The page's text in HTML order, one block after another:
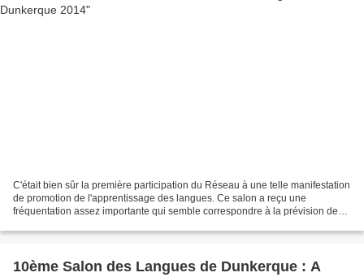
C'était bien sûr la première participation du Réseau à une telle manifestation
de promotion de l'apprentissage des langues. Ce salon a reçu une
fréquentation assez importante qui semble correspondre à la prévision des
10ème Salon des Langues de Dunkerque : A